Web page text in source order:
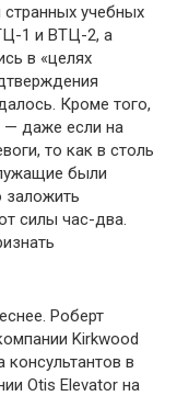
учебных
1 и ВТЦ-2, а
в «целях
Кроме того,
— даже если на
то как в столь
были
заложить
силы час-два.
Роберт
Kirkwood
консультантов в
Otis Elevator на